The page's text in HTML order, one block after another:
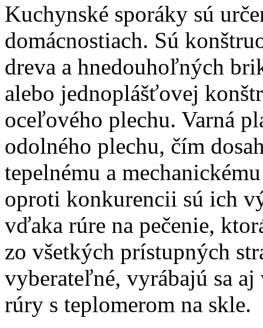
Kuchynské sporáky sú
domácnostiach. Sú
dreva a hnedouhoľných
alebo jednoplášťovej
oceľového plechu. Varná
odolného plechu, čím
tepelnému a
oproti konkurencii sú ich
vďaka rúre na pečenie,
zo všetkých prístupných
vyberateľné, vyrábajú sa
rúry s teplomerom na skle.